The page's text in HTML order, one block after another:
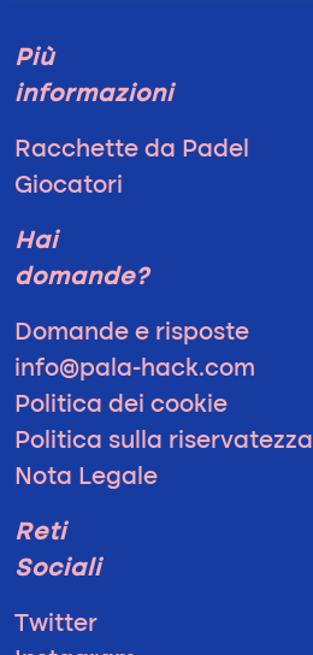
Più
informazioni
Racchette da Padel
Giocatori
Hai
domande?
Domande e risposte
info@pala-hack.com
Politica dei cookie
Politica sulla riservatezza
Nota Legale
Reti
Sociali
Twitter